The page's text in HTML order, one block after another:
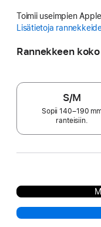
Toimii useimpien
Lisätietoja
Rannekkeen koko
S/M
Sopii 140–190
ranteisiin.